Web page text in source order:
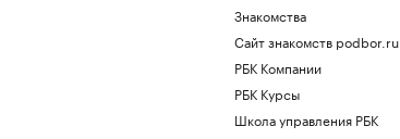
Знакомства
Сайт знакомств podbor.ru
РБК Компании
РБК Курсы
Школа управления РБК